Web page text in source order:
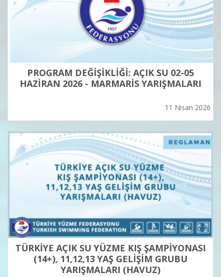
PROGRAM DEĞİŞİKLİĞİ: AÇIK SU 02-05
HAZİRAN 2026 - MARMARİS YARIŞMALARI
11 Nisan 2026
TÜRKİYE AÇIK SU YÜZME KIŞ ŞAMPİYONASI
(14+), 11,12,13 YAŞ GELİŞİM GRUBU
YARIŞMALARI (HAVUZ)